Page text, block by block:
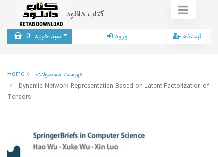
کتاب دانلود
سبد خرید 0 ورود ثبت‌نام
Home
فهرست محصولات
Dynamic Network Representation Based on Latent Factorization of
Tensors